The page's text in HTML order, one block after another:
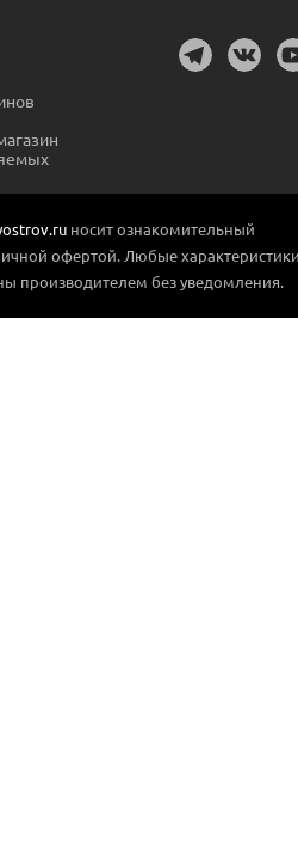
носит ознакомительный
офертой. Любые
производителем без уведомления.